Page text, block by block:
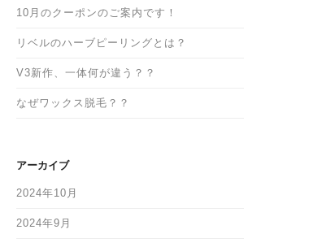
10月のクーポンのご案内です！
リベルのハーブピーリングとは？
V3新作、一体何が違う？？
なぜワックス脱毛？？
アーカイブ
2024年10月
2024年9月